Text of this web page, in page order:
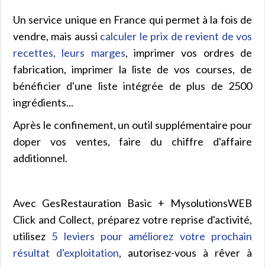
Un service unique en France qui permet à la fois de
vendre, mais aussi calculer le prix de revient de vos
recettes, leurs marges, imprimer vos ordres de
fabrication, imprimer la liste de vos courses, de
bénéficier d'une liste intégrée de plus de 2500
ingrédients...
Après le confinement, un outil supplémentaire pour
doper vos ventes, faire du chiffre d'affaire
additionnel.
Avec GesRestauration Basic + MysolutionsWEB
Click and Collect, préparez votre reprise d'activité,
utilisez 5 leviers pour améliorez votre prochain
résultat d'exploitation, autorisez-vous à rêver à